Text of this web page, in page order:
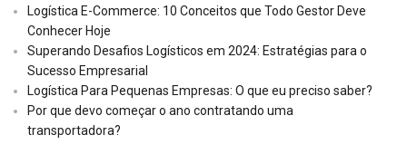
Logística E-Commerce: 10 Conceitos que Todo Gestor Deve
Conhecer Hoje
Superando Desafios Logísticos em 2024: Estratégias para o
Sucesso Empresarial
Logística Para Pequenas Empresas: O que eu preciso saber?
Por que devo começar o ano contratando uma
transportadora?